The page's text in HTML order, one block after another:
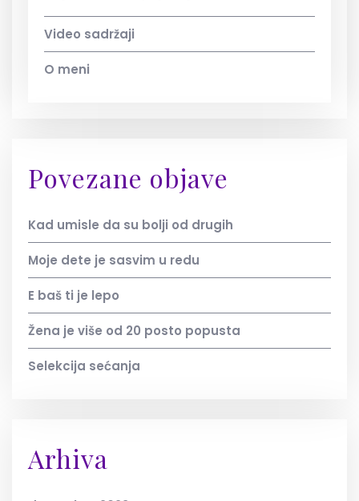
Video sadržaji
O meni
Povezane objave
Kad umisle da su bolji od drugih
Moje dete je sasvim u redu
E baš ti je lepo
Žena je više od 20 posto popusta
Selekcija sećanja
Arhiva